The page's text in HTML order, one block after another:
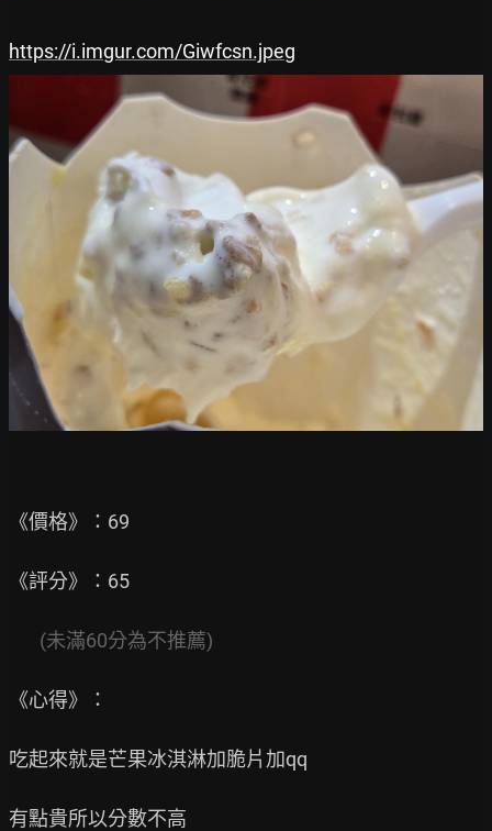
https://i.imgur.com/Giwfcsn.jpeg
《價格》：69
《評分》：65
(未滿60分為不推薦)
《心得》：
吃起來就是芒果冰淇淋加脆片加qq
有點貴所以分數不高